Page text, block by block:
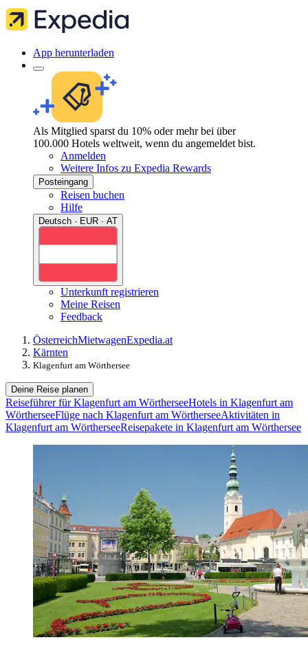
App herunterladen
Als Mitglied sparst du 10% oder mehr bei über
100.000 Hotels weltweit, wenn du angemeldet bist.
Anmelden
Weitere Infos zu Expedia Rewards
Posteingang
Reisen buchen
Hilfe
Deutsch · EUR · AT
Unterkunft registrieren
Meine Reisen
Feedback
ÖsterreichMietwagenExpedia.at
Kärnten
Klagenfurt am Wörthersee
Deine Reise planen
Reiseführer für Klagenfurt am WörtherseeHotels in Klagenfurt am
WörtherseeFlüge nach Klagenfurt am WörtherseeAktivitäten in
Klagenfurt am WörtherseeReisepakete in Klagenfurt am Wörthersee